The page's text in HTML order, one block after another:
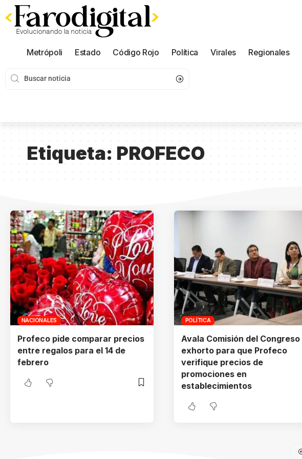
Metrópoli Estado Código Rojo Política Virales Regionales
Etiqueta: PROFECO
NACIONALES
Profeco pide comparar precios
entre regalos para el 14 de
febrero
POLÍTICA
Avala Comisión del Congreso
exhorto para que Profeco
verifique precios de
promociones en
establecimientos